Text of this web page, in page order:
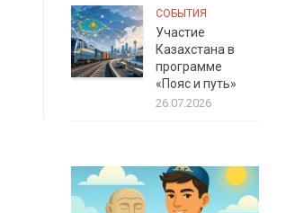
СОБЫТИЯ
Участие
Казахстана в
программе
«Пояс и путь»
26.07.2026